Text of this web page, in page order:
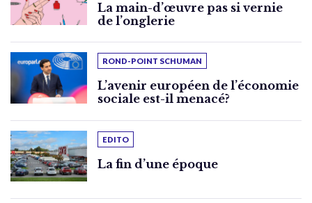
La main-d’œuvre pas si vernie
de l’onglerie
ROND-POINT SCHUMAN
L’avenir européen de l’économie
sociale est-il menacé?
EDITO
La fin d’une époque